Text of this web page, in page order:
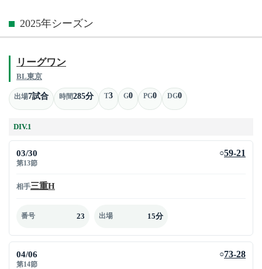
2025年シーズン
リーグワン
BL東京
出場7試合 時間285分 T3 G0 PG0 DG0
DIV.1
03/30
第13節
○59-21
相手三重H
番号 23 出場 15分
04/06
第14節
○73-28